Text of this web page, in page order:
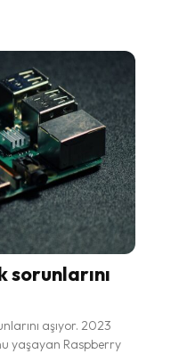
aşıyor. 2023
yaşayan Raspberry